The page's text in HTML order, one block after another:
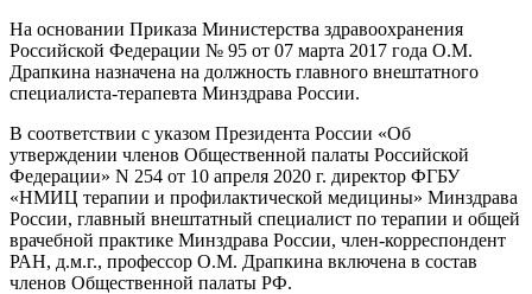
На основании Приказа Министерства здравоохранения
Российской Федерации № 95 от 07 марта 2017 года О.М.
Драпкина назначена на должность главного внештатного
специалиста-терапевта Минздрава России.
В соответствии с указом Президента России «Об
утверждении членов Общественной палаты Российской
Федерации» N 254 от 10 апреля 2020 г. директор ФГБУ
«НМИЦ терапии и профилактической медицины» Минздрава
России, главный внештатный специалист по терапии и общей
врачебной практике Минздрава России, член-корреспондент
РАН, д.м.г., профессор О.М. Драпкина включена в состав
членов Общественной палаты РФ.